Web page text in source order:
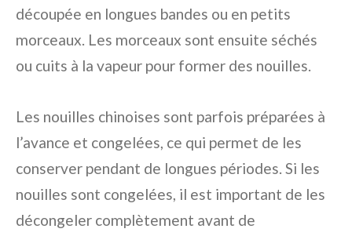
découpée en longues bandes ou en petits
morceaux. Les morceaux sont ensuite séchés
ou cuits à la vapeur pour former des nouilles.
Les nouilles chinoises sont parfois préparées à
l’avance et congelées, ce qui permet de les
conserver pendant de longues périodes. Si les
nouilles sont congelées, il est important de les
décongeler complètement avant de